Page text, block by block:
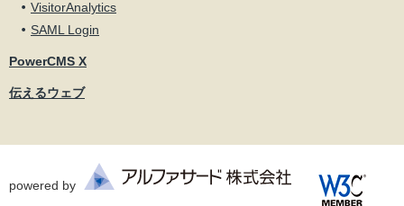
VisitorAnalytics
SAML Login
PowerCMS X
伝えるウェブ
powered by